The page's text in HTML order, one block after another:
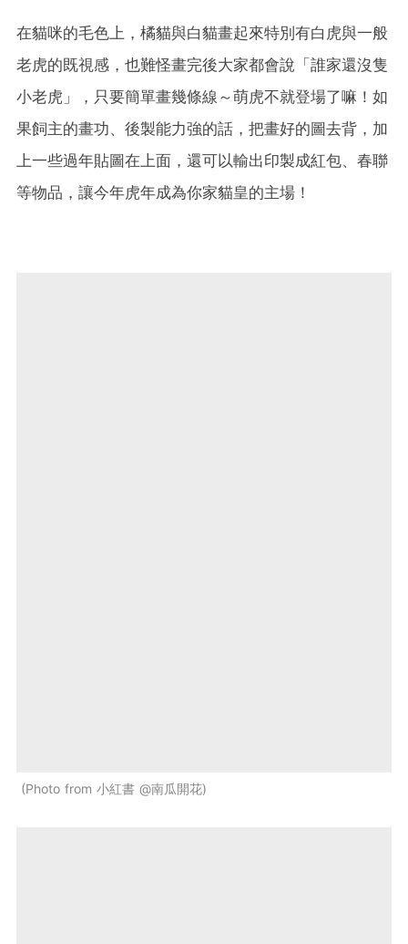
在貓咪的毛色上，橘貓與白貓畫起來特別有白虎與一般
老虎的既視感，也難怪畫完後大家都會說「誰家還沒隻
小老虎」，只要簡單畫幾條線～萌虎不就登場了嘛！如
果飼主的畫功、後製能力強的話，把畫好的圖去背，加
上一些過年貼圖在上面，還可以輸出印製成紅包、春聯
等物品，讓今年虎年成為你家貓皇的主場！
Photo from 小紅書 @南瓜開花